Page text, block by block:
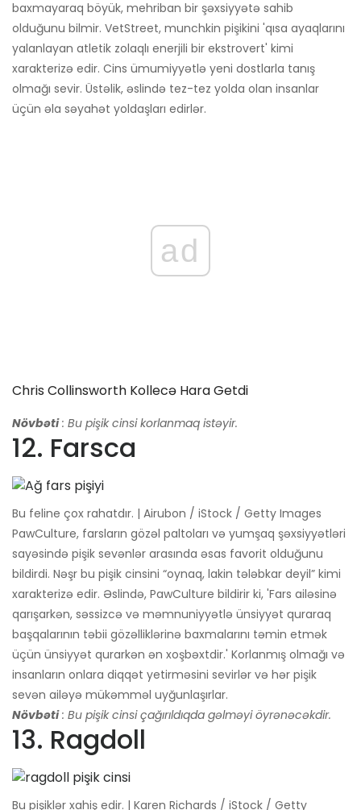
baxmayaraq böyük, mehriban bir şəxsiyyətə sahib
olduğunu bilmir. VetStreet, munchkin pişikini 'qısa ayaqlarını
yalanlayan atletik zolaqlı enerjili bir ekstrovert' kimi
xarakterizə edir. Cins ümumiyyətlə yeni dostlarla tanış
olmağı sevir. Üstəlik, əslində tez-tez yolda olan insanlar
üçün əla səyahət yoldaşları edirlər.
ad
Chris Collinsworth Kollecə Hara Getdi
Növbəti: Bu pişik cinsi korlanmaq istəyir.
12. Farsca
Bu feline çox rahatdır. | Airubon / iStock / Getty Images
PawCulture, farsların gözəl paltoları və yumşaq şəxsiyyətləri
sayəsində pişik sevənlər arasında əsas favorit olduğunu
bildirdi. Nəşr bu pişik cinsini “oynaq, lakin tələbkar deyil” kimi
xarakterizə edir. Əslində, PawCulture bildirir ki, 'Fars ailəsinə
qarışarkən, səssizcə və məmnuniyyətlə ünsiyyət quraraq
başqalarının təbii gözəlliklərinə baxmalarını təmin etmək
üçün ünsiyyət qurarkən ən xoşbəxtdir.' Korlanmış olmağı və
insanların onlara diqqət yetirməsini sevirlər və hər pişik
sevən ailəyə mükəmməl uyğunlaşırlar.
Növbəti: Bu pişik cinsi çağırıldıqda gəlməyi öyrənəcəkdir.
13. Ragdoll
Bu pişiklər xahiş edir. | Karen Richards / iStock / Getty